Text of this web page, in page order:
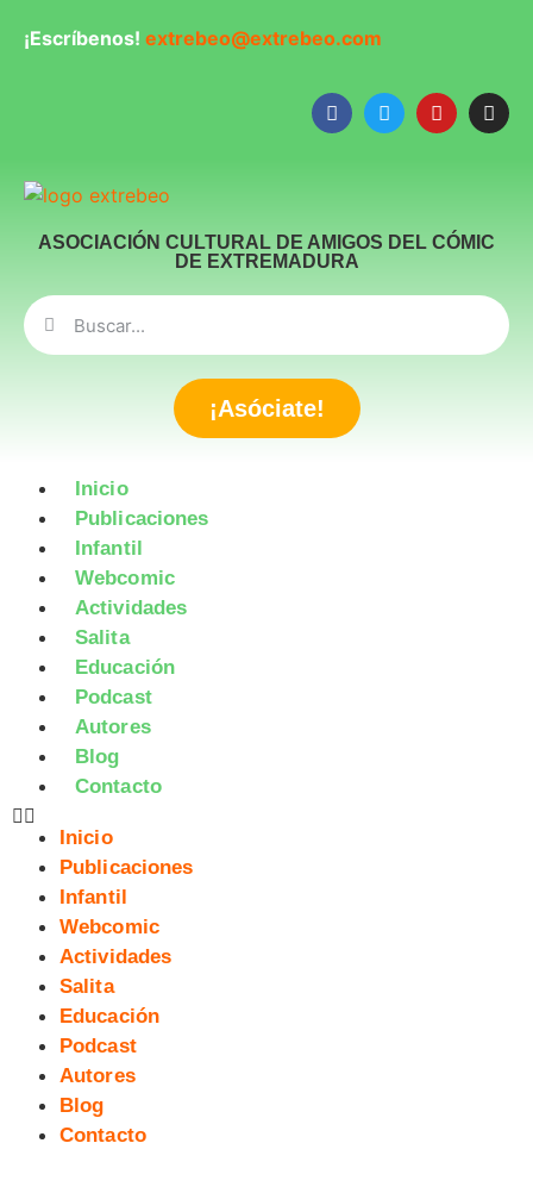
¡Escríbenos! extrebeo@extrebeo.com
ASOCIACIÓN CULTURAL DE AMIGOS DEL CÓMIC
DE EXTREMADURA
¡Asóciate!
Inicio
Publicaciones
Infantil
Webcomic
Actividades
Salita
Educación
Podcast
Autores
Blog
Contacto
Inicio
Publicaciones
Infantil
Webcomic
Actividades
Salita
Educación
Podcast
Autores
Blog
Contacto